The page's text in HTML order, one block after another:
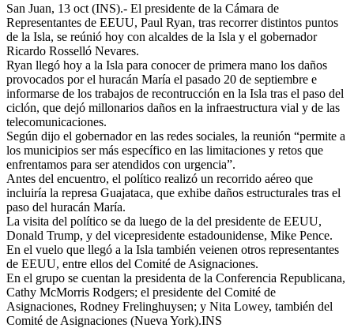
San Juan, 13 oct (INS).- El presidente de la Cámara de
Representantes de EEUU, Paul Ryan, tras recorrer distintos puntos
de la Isla, se reúnió hoy con alcaldes de la Isla y el gobernador
Ricardo Rosselló Nevares.
Ryan llegó hoy a la Isla para conocer de primera mano los daños
provocados por el huracán María el pasado 20 de septiembre e
informarse de los trabajos de recontrucción en la Isla tras el paso del
ciclón, que dejó millonarios daños en la infraestructura vial y de las
telecomunicaciones.
Según dijo el gobernador en las redes sociales, la reunión “permite a
los municipios ser más específico en las limitaciones y retos que
enfrentamos para ser atendidos con urgencia”.
Antes del encuentro, el político realizó un recorrido aéreo que
incluiría la represa Guajataca, que exhibe daños estructurales tras el
paso del huracán María.
La visita del político se da luego de la del presidente de EEUU,
Donald Trump, y del vicepresidente estadounidense, Mike Pence.
En el vuelo que llegó a la Isla también veienen otros representantes
de EEUU, entre ellos del Comité de Asignaciones.
En el grupo se cuentan la presidenta de la Conferencia Republicana,
Cathy McMorris Rodgers; el presidente del Comité de
Asignaciones, Rodney Frelinghuysen; y Nita Lowey, también del
Comité de Asignaciones (Nueva York).INS